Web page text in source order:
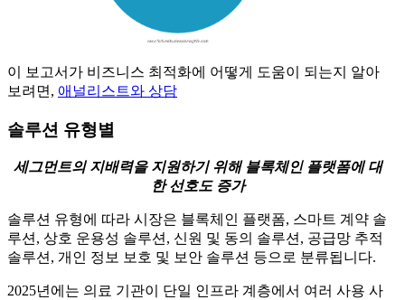
이 보고서가 비즈니스 최적화에 어떻게 도움이 되는지 알아
보려면, 애널리스트와 상담
솔루션 유형별
세그먼트의 지배력을 지원하기 위해 블록체인 플랫폼에 대
한 선호도 증가
솔루션 유형에 따라 시장은 블록체인 플랫폼, 스마트 계약 솔
루션, 상호 운용성 솔루션, 신원 및 동의 솔루션, 공급망 추적
솔루션, 개인 정보 보호 및 보안 솔루션 등으로 분류됩니다.
2025년에는 의료 기관이 단일 인프라 계층에서 여러 사용 사